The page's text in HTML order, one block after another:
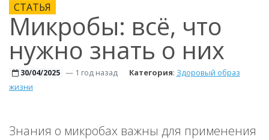
СТАТЬЯ
Микробы: всё, что
нужно знать о них
30/04/2025 —1 год назад Категория: Здоровый образ
жизни
Знания о микробах важны для применения